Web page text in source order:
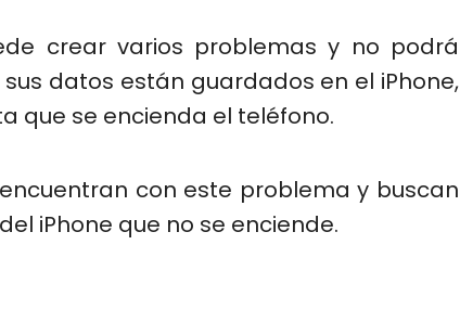
crear varios problemas y no podrá
datos están guardados en el iPhone,
que se encienda el teléfono.
con este problema y buscan
iPhone que no se enciende.